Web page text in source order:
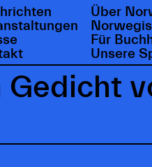
Über
Für
Unsere